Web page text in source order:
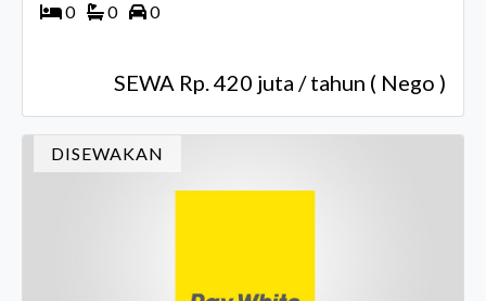
Buat Segala Usaha - Parkiran Mobil Luas Masuk
0
0 0
SEWA Rp. 420 juta / tahun ( Nego )
DISEWAKAN